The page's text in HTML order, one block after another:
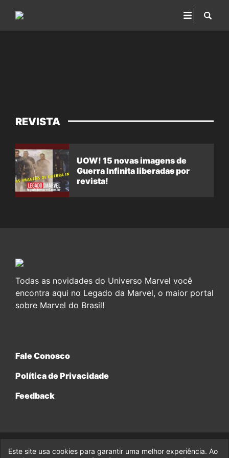
REVISTA
UOW! 15 novas imagens de
Guerra Infinita liberadas por
revista!
Todas as novidades do Universo Marvel você
encontra aqui no Legado da Marvel, o maior portal
sobre Marvel do Brasil!
Fale Conosco
Política de Privacidade
Feedback
© 2017-2026 Legado da Marvel, uma empresa da Legado
Este site usa cookies para garantir uma melhor experiência. Ao